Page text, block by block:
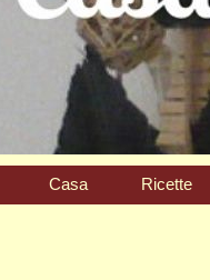
Casa Ricette